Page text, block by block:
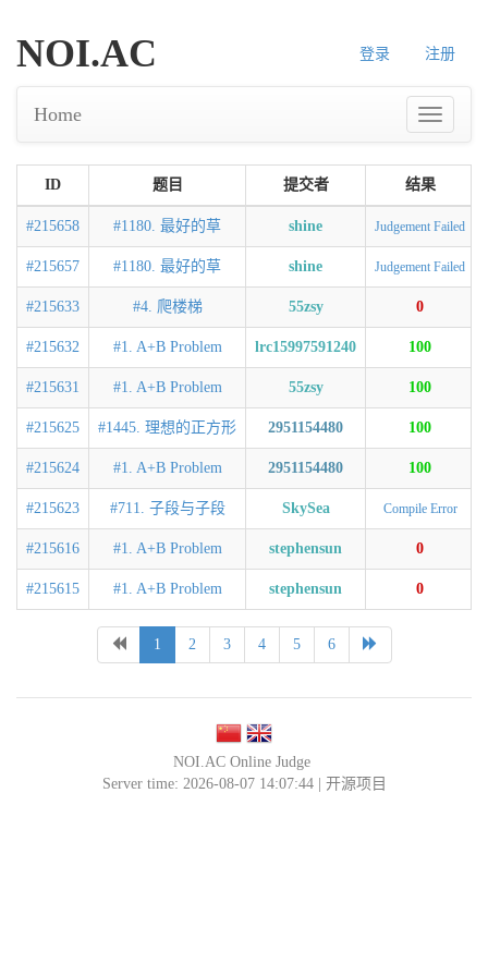
登录 注册
NOI.AC
Home
ID 题目 提交者 结果
#215658 #1180. 最好的草 shine Judgement Failed
#215657 #1180. 最好的草 shine Judgement Failed
#215633 #4. 爬楼梯 55zsy 0
#215632 #1. A+B Problem lrc15997591240 100
#215631 #1. A+B Problem 55zsy 100
#215625 #1445. 理想的正方形 2951154480 100
#215624 #1. A+B Problem 2951154480 100
#215623 #711. 子段与子段 SkySea Compile Error
#215616 #1. A+B Problem stephensun 0
#215615 #1. A+B Problem stephensun 0
1 2 3 4 5 6
NOI.AC Online Judge
Server time: 2026-08-07 14:07:44 | 开源项目